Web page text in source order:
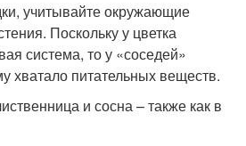
учитывайте окружающие
Поскольку у цветка
система, то у «соседей»
хватало питательных веществ.
и сосна – также как в